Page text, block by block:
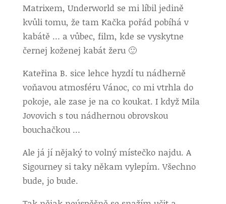
Matrixem, Underworld se mi líbil jedině
kvůli tomu, že tam Kačka pořád pobíhá v
kabátě … a vůbec, film, kde se vyskytne
černej koženej kabát žeru 🙂
Kateřina B. sice lehce hyzdí tu nádherně
voňavou atmosféru Vánoc, co mi vtrhla do
pokoje, ale zase je na co koukat. I když Mila
Jovovich s tou nádhernou obrovskou
bouchačkou …
Ale já jí nějaký to volný místečko najdu. A
Sigourney si taky někam vylepím. Všechno
bude, jo bude.